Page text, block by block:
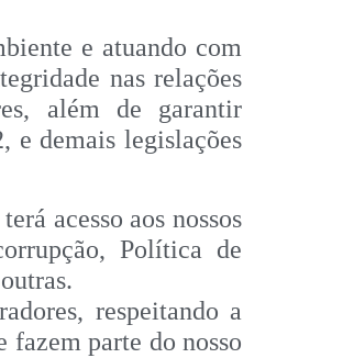
e atuando com
nas relações
além de garantir
e demais legislações
acesso aos nossos
Política de
respeitando a
fazem parte do nosso